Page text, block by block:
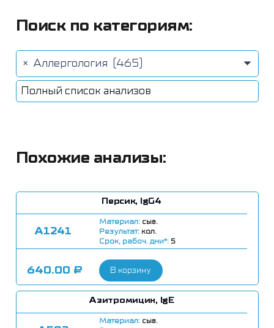
Поиск по категориям:
× Аллергология (465)
Полный список анализов
Похожие анализы:
Персик, IgG4
А1241
Материал: сыв.
Результат: кол.
Срок, рабоч. дни*: 5
640.00 ₽ В корзину
Азитромицин, IgE
Материал: сыв.